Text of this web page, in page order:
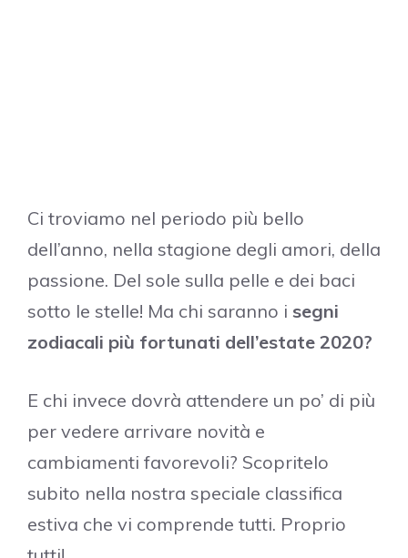
Ci troviamo nel periodo più bello
dell’anno, nella stagione degli amori, della
passione. Del sole sulla pelle e dei baci
sotto le stelle! Ma chi saranno i segni
zodiacali più fortunati dell’estate 2020?
E chi invece dovrà attendere un po’ di più
per vedere arrivare novità e
cambiamenti favorevoli? Scopritelo
subito nella nostra speciale classifica
estiva che vi comprende tutti. Proprio